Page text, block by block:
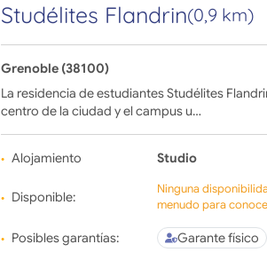
Studélites Flandrin(0,9 km)
Grenoble (38100)
La residencia de estudiantes Studélites
centro de la ciudad y el campus u…
Alojamiento Studio
Disponible:
Ninguna
menudo para
Posibles garantías:
Garante físico